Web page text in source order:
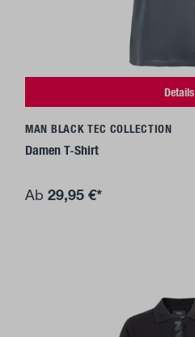
Details
MAN BLACK TEC COLLECTION
Damen T-Shirt
Ab 29,95 €*